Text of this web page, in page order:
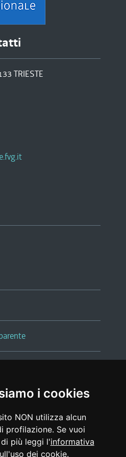
i cookies
NON utilizza alcun
profilazione. Se vuoi
più leggi l'informativa
dei cookie.
TRIESTE
|glossario
policy